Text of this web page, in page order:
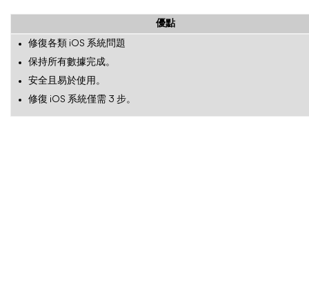
優點
修復各類 iOS 系統問題
保持所有數據完成。
安全且易於使用。
修復 iOS 系統僅需 3 步。